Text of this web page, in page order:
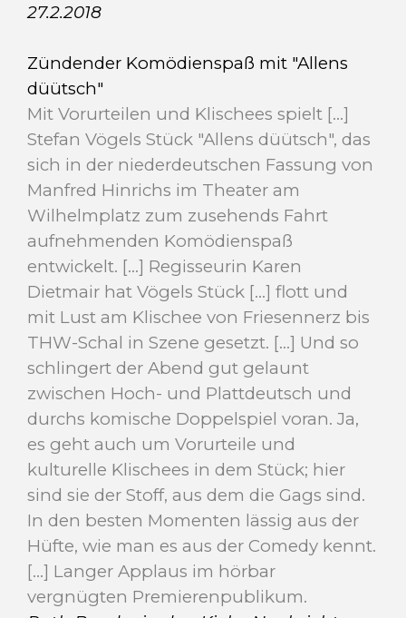
27.2.2018
Zündender Komödienspaß mit "Allens
düütsch"
Mit Vorurteilen und Klischees spielt [...]
Stefan Vögels Stück "Allens düütsch", das
sich in der niederdeutschen Fassung von
Manfred Hinrichs im Theater am
Wilhelmplatz zum zusehends Fahrt
aufnehmenden Komödienspaß
entwickelt. [...] Regisseurin Karen
Dietmair hat Vögels Stück [...] flott und
mit Lust am Klischee von Friesennerz bis
THW-Schal in Szene gesetzt. [...] Und so
schlingert der Abend gut gelaunt
zwischen Hoch- und Plattdeutsch und
durchs komische Doppelspiel voran. Ja,
es geht auch um Vorurteile und
kulturelle Klischees in dem Stück; hier
sind sie der Stoff, aus dem die Gags sind.
In den besten Momenten lässig aus der
Hüfte, wie man es aus der Comedy kennt.
[...] Langer Applaus im hörbar
vergnügten Premierenpublikum.